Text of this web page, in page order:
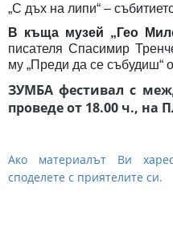
„С дъх на липи“ –
В къща музей „Гео
писателя Спасимир
му „Преди да се събудиш“
ЗУМБА фестивал с
проведе от 18.00 ч., на
Ако материалът Ви
споделете с приятелите си.